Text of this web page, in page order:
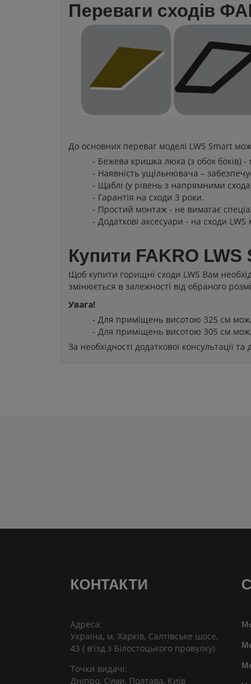
Переваги сходів
До основних переваг моделі LWS Smart
- Бежева кришка люка (з обох боків)
- Наявність ущільнювача –
- Щаблі (у рівень з напрямними
- Гарантія на сходи 3 роки.
- Простий монтаж - не вимагає
- Додаткові аксесуари - на сходи
Купити FAKRO LWS
Щоб купити горищні сходи LWS Вам
змінюється в залежності від обраного
Увага!
- Для приміщень висотою 325 см
- Для приміщень висотою 305 см
За необхідності додаткової консультації
КОНТАКТИ
Адреса:
Україна, м. Харків, Салтівське шосе,
43 ( в'їзд з Білостоцького провулку)
Точки видачі:
Дніпро, Суми, Полтава, Київ